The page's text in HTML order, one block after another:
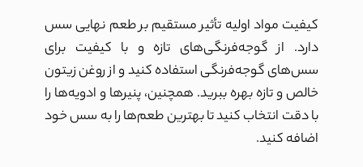
کیفیت مواد اولیه تأثیر مستقیم بر طعم نهایی سس
دارد. از گوجه‌فرنگی‌های تازه و با کیفیت برای
سس‌های گوجه‌فرنگی استفاده کنید و از روغن زیتون
خالص و تازه بهره ببرید. همچنین، پنیرها و ادویه‌ها را
با دقت انتخاب کنید تا بهترین طعم‌ها را به سس خود
اضافه کنید.